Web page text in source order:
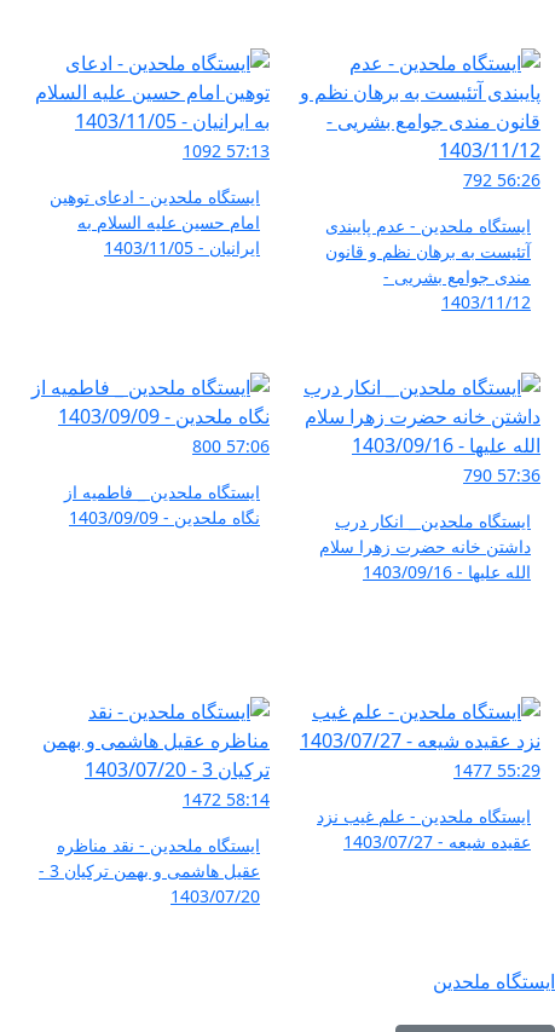
56:26
792
ایستگاه ملحدین - عدم پایبندی
آتئیست به برهان نظم و قانون
مندی جوامع بشریی -
1403/11/12
57:13
1092
ایستگاه ملحدین - ادعای توهین
امام حسین علیه السلام به
ایرانیان - 1403/11/05
57:36
790
ایستگاه ملحدین _ انکار درب
داشتن خانه حضرت زهرا سلام
الله علیها - 1403/09/16
57:06
800
ایستگاه ملحدین _ فاطمیه از
نگاه ملحدین - 1403/09/09
55:29
1477
ایستگاه ملحدین - علم غیب نزد
عقیده شیعه - 1403/07/27
58:14
1472
ایستگاه ملحدین - نقد مناظره
عقیل هاشمی و بهمن ترکیان 3 -
1403/07/20
ایستگاه ملحدین